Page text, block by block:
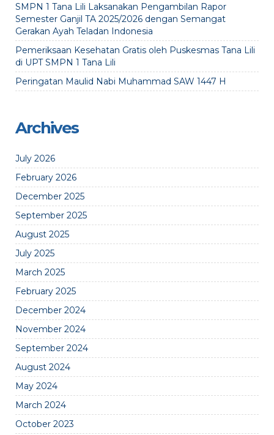
SMPN 1 Tana Lili Laksanakan Pengambilan Rapor
Semester Ganjil TA 2025/2026 dengan Semangat
Gerakan Ayah Teladan Indonesia
Pemeriksaan Kesehatan Gratis oleh Puskesmas Tana Lili
di UPT SMPN 1 Tana Lili
Peringatan Maulid Nabi Muhammad SAW 1447 H
Archives
July 2026
February 2026
December 2025
September 2025
August 2025
July 2025
March 2025
February 2025
December 2024
November 2024
September 2024
August 2024
May 2024
March 2024
October 2023